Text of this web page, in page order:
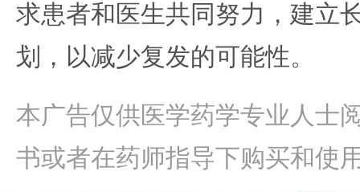
求患者和医生共同努力，建立
划，以减少复发的可能性。
本广告仅供医学药学专业人士
书或者在药师指导下购买和使